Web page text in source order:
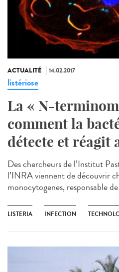
ACTUALITÉ 14.02.2017
listériose
La « N-
comment la
détecte et réagit
Des chercheurs de l’Institut
l’INRA viennent de découvrir
monocytogenes, responsable
LISTERIA INFECTION